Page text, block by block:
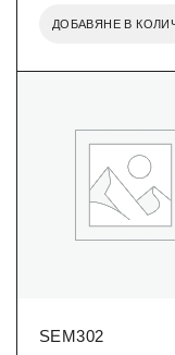
ДОБАВЯНЕ В
SEM302